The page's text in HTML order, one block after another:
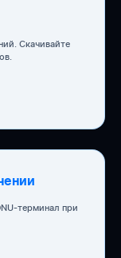
Скачивайте
терминал при